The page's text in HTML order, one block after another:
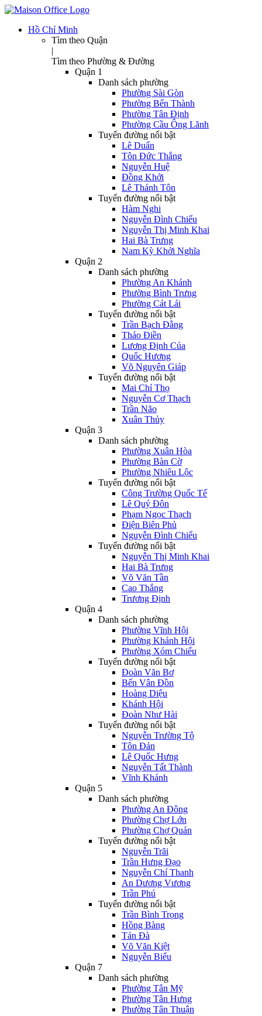
Hồ Chí Minh
Tìm theo Quận
|
Tìm theo Phường & Đường
Quận 1
Danh sách phường
Phường Sài Gòn
Phường Bến Thành
Phường Tân Định
Phường Cầu Ông Lãnh
Tuyến đường nổi bật
Lê Duẩn
Tôn Đức Thắng
Nguyễn Huệ
Đồng Khởi
Lê Thánh Tôn
Tuyến đường nổi bật
Hàm Nghi
Nguyễn Đình Chiểu
Nguyễn Thị Minh Khai
Hai Bà Trưng
Nam Kỳ Khởi Nghĩa
Quận 2
Danh sách phường
Phường An Khánh
Phường Bình Trưng
Phường Cát Lái
Tuyến đường nổi bật
Trần Bạch Đằng
Thảo Điền
Lương Định Của
Quốc Hương
Võ Nguyên Giáp
Tuyến đường nổi bật
Mai Chí Thọ
Nguyễn Cơ Thạch
Trần Não
Xuân Thủy
Quận 3
Danh sách phường
Phường Xuân Hòa
Phường Bàn Cờ
Phường Nhiêu Lộc
Tuyến đường nổi bật
Công Trường Quốc Tế
Lê Quý Đôn
Phạm Ngọc Thạch
Điện Biên Phủ
Nguyễn Đình Chiểu
Tuyến đường nổi bật
Nguyễn Thị Minh Khai
Hai Bà Trưng
Võ Văn Tần
Cao Thắng
Trương Định
Quận 4
Danh sách phường
Phường Vĩnh Hội
Phường Khánh Hội
Phường Xóm Chiếu
Tuyến đường nổi bật
Đoàn Văn Bơ
Bến Vân Đồn
Hoàng Diệu
Khánh Hội
Đoàn Như Hài
Tuyến đường nổi bật
Nguyễn Trường Tộ
Tôn Đản
Lê Quốc Hưng
Nguyễn Tất Thành
Vĩnh Khánh
Quận 5
Danh sách phường
Phường An Đông
Phường Chợ Lớn
Phường Chợ Quán
Tuyến đường nổi bật
Nguyễn Trãi
Trần Hưng Đạo
Nguyễn Chí Thanh
An Dương Vương
Trần Phú
Tuyến đường nổi bật
Trần Bình Trọng
Hồng Bàng
Tản Đà
Võ Văn Kiệt
Nguyễn Biểu
Quận 7
Danh sách phường
Phường Tân Mỹ
Phường Tân Hưng
Phường Tân Thuận